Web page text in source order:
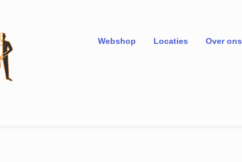
Webshop Locaties Over ons